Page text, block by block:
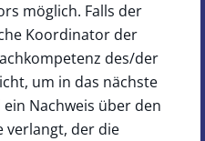
möglich. Falls der
Koordinator der
des/der
um in das nächste
Nachweis über den
verlangt, der die